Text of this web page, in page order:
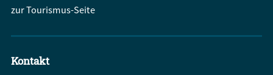
zur Tourismus-Seite
Kontakt